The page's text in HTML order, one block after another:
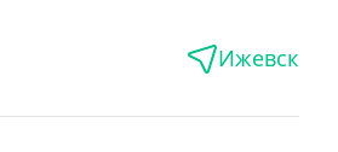
Ижевск